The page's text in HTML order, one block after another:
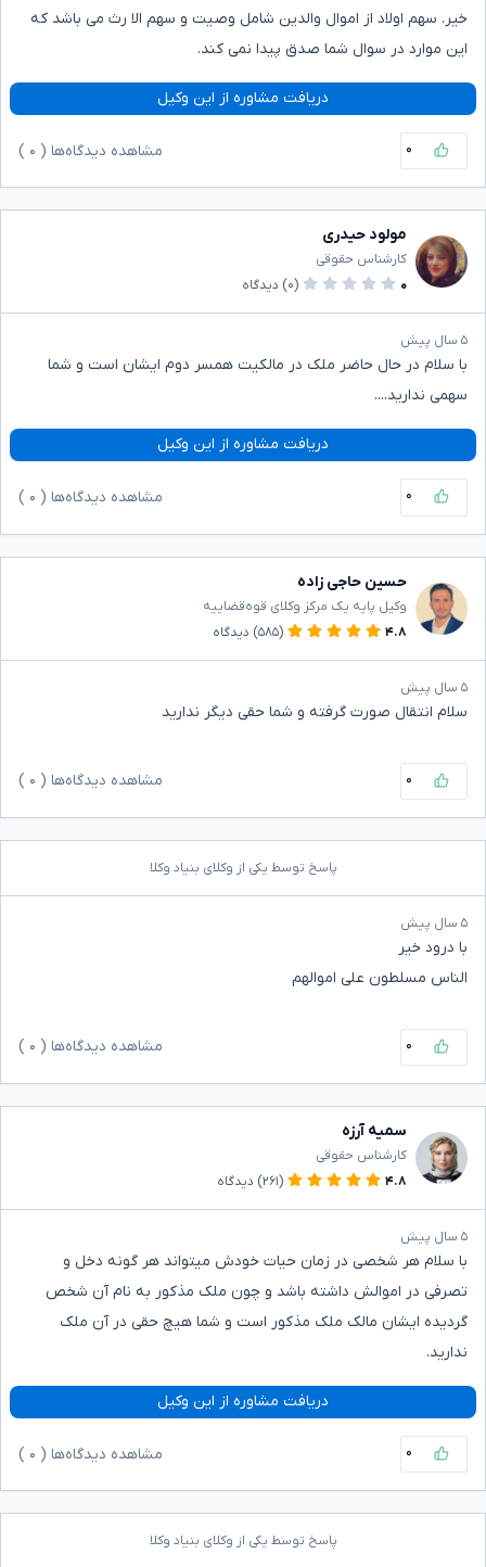
خیر. سهم اولاد از اموال والدین شامل وصیت و سهم الا رث می باشد که
این موارد در سوال شما صدق پیدا نمی کند.
دریافت مشاوره از این وکیل
۰ مشاهده دیدگاه‌ها ( ۰
مولود حیدری
کارشناس حقوقی
۰
(۰) دیدگاه
۵ سال پیش
با سلام در حال حاضر ملک در مالکیت همسر دوم ایشان است و شما
سهمی ندارید....
دریافت مشاوره از این وکیل
۰ مشاهده دیدگاه‌ها ( ۰
حسین حاجی زاده
وکیل پایه یک مرکز وکلای قوه‌قضاییه
۴.۸
(۵۸۵) دیدگاه
۵ سال پیش
سلام انتقال صورت گرفته و شما حقی دیگر ندارید
۰ مشاهده دیدگاه‌ها ( ۰
پاسخ توسط یکی از وکلای بنیاد وکلا
۵ سال پیش
با درود خیر
الناس مسلطون علی اموالهم
۰ مشاهده دیدگاه‌ها ( ۰
سمیه آرزه
کارشناس حقوقی
۴.۸
(۲۶۱) دیدگاه
۵ سال پیش
با سلام هر شخصی در زمان حیات خودش میتواند هر گونه دخل و
تصرفی در اموالش داشته باشد و چون ملک مذکور به نام آن شخص
گردیده ایشان مالک ملک مذکور است و شما هیچ حقی در آن ملک
ندارید.
دریافت مشاوره از این وکیل
۰ مشاهده دیدگاه‌ها ( ۰
پاسخ توسط یکی از وکلای بنیاد وکلا